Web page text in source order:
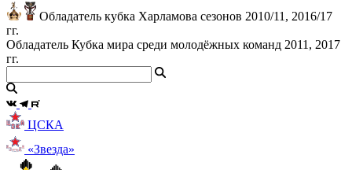
Обладатель кубка Харламова сезонов 2010/11, 2016/17
гг.
Обладатель Кубка мира среди молодёжных команд 2011, 2017
гг.
ЦСКА
«Звезда»